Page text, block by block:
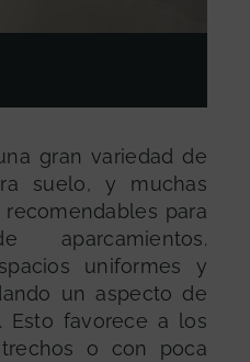
gran variedad de
suelo, y muchas
para
aparcamientos.
uniformes y
un aspecto de
Esto favorece a los
o con poca